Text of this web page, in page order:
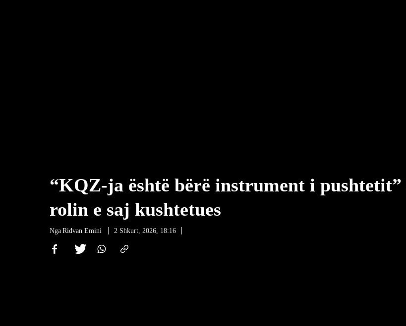
“KQZ-ja është bërë instrument i
rolin e saj kushtetues
Nga Ridvan Emini 2 Shkurt, 2026, 18:16